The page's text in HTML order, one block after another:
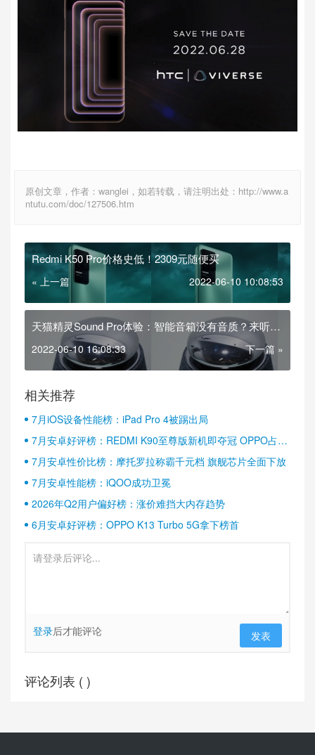
原创文章，作者：wanglei，如若转载，请注明出处：http://www.a
ntutu.com/doc/127506.htm
Redmi K50 Pro价格史低！2309元随便买
« 上一篇 2022-06-10 10:08:53
天猫精灵Sound Pro体验：智能音箱没有音质？来听听
2022-06-10 16:08:33 下一篇 »
相关推荐
7月iOS设备性能榜：iPad Pro 4被踢出局
7月安卓好评榜：REDMI K90至尊版新机即夺冠 OPPO占据
半壁江山
7月安卓性价比榜：摩托罗拉称霸千元档 旗舰芯片全面下放
7月安卓性能榜：iQOO成功卫冕
2026年Q2用户偏好榜：涨价难挡大内存趋势
6月安卓好评榜：OPPO K13 Turbo 5G拿下榜首
登录后才能评论 发表
评论列表 ( )